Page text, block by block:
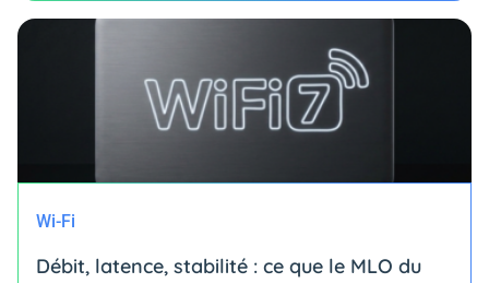
Wi-Fi
Débit, latence, stabilité : ce que le MLO du